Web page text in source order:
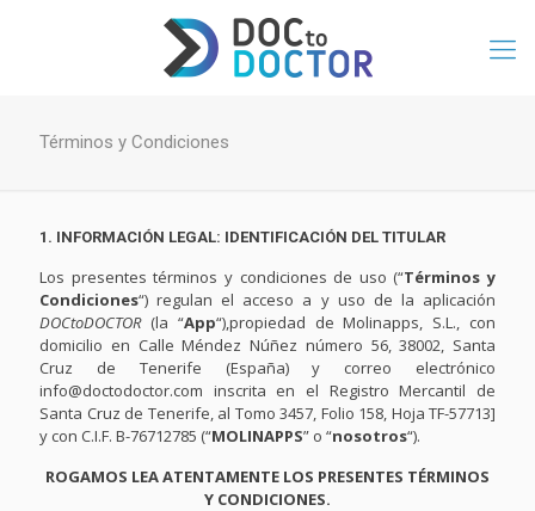
Términos y Condiciones
1. INFORMACIÓN LEGAL: IDENTIFICACIÓN DEL TITULAR
Los presentes términos y condiciones de uso (“Términos y
Condiciones“) regulan el acceso a y uso de la aplicación
DOCtoDOCTOR(la “App“),propiedad de Molinapps, S.L., con
domicilio en Calle Méndez Núñez número 56, 38002, Santa
Cruz de Tenerife (España) y correo electrónico
info@doctodoctor.com inscrita en el Registro Mercantil de
Santa Cruz de Tenerife, al Tomo 3457, Folio 158, Hoja TF-57713]
y con C.I.F. B-76712785 (“MOLINAPPS” o “nosotros“).
ROGAMOS LEA ATENTAMENTE LOS PRESENTES TÉRMINOS
Y CONDICIONES.